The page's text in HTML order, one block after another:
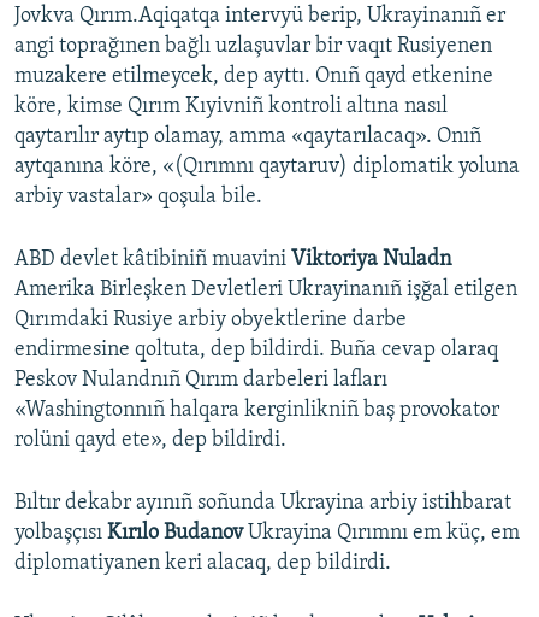
Jovkva Qırım.Aqiqatqa intervyü berip, Ukrayinanıñ er
angi toprağınen bağlı uzlaşuvlar bir vaqıt Rusiyenen
muzakere etilmeycek, dep ayttı. Onıñ qayd etkenine
köre, kimse Qırım Kıyivniñ kontroli altına nasıl
qaytarılır aytıp olamay, amma «qaytarılacaq». Onıñ
aytqanına köre, «(Qırımnı qaytaruv) diplomatik yoluna
arbiy vastalar» qoşula bile.
ABD devlet kâtibiniñ muavini Viktoriya Nuladn
Amerika Birleşken Devletleri Ukrayinanıñ işğal etilgen
Qırımdaki Rusiye arbiy obyektlerine darbe
endirmesine qoltuta, dep bildirdi. Buña cevap olaraq
Peskov Nulandnıñ Qırım darbeleri lafları
«Washingtonnıñ halqara kerginlikniñ baş provokator
rolüni qayd ete», dep bildirdi.
Bıltır dekabr ayınıñ soñunda Ukrayina arbiy istihbarat
yolbaşçısı Kırılo Budanov Ukrayina Qırımnı em küç, em
diplomatiyanen keri alacaq, dep bildirdi.